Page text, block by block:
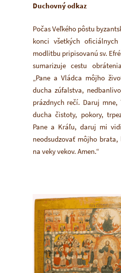
Duchovný odkaz
Počas Veľkého pôstu
konci všetkých
modlitbu pripisovanú sv.
sumarizuje cestu
„Pane a Vládca môjho
ducha zúfalstva,
prázdnych rečí. Daruj
ducha čistoty, pokory,
Pane a Kráľu, daruj mi
neodsudzovať môjho brata,
na veky vekov. Amen.“